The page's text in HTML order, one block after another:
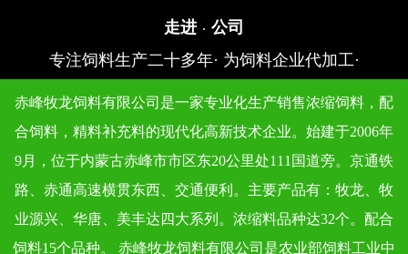
如何确保饲料生产过程符合质量标准？
确保饲料生产过程符合质量标准，需围绕 “原料准入 - 生产管
与技术···
依据《饲料卫生标准》（GB 13078 - 2017）及各类专项标准，
不同类型动物饲料的质量标准，会根据动物生理特点、生长阶
段和饲料用途···
走进 · 公司
专注饲料生产二十多年· 为饲料企业代加工·
赤峰牧龙饲料有限公司是一家专业化生产销售浓缩饲料，配
合饲料，精料补充料的现代化高新技术企业。始建于2006年
9月，位于内蒙古赤峰市市区东20公里处111国道旁。京通铁
路、赤通高速横贯东西、交通便利。主要产品有：牧龙、牧
业源兴、华唐、美丰达四大系列。浓缩料品种达32个。配合
饲料15个品种。 赤峰牧龙饲料有限公司是农业部饲料工业中